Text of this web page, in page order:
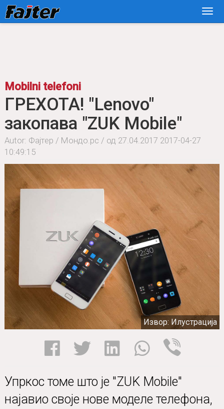
Mobilni telefoni
ГРЕХОТА! "Lenovo"
закопава "ZUK Mobile"
Autor: Фајтер / Мондо.рс / од 27.04.2017 2017-04-27
10:49:15
Извор: Илустрација
Упркос томе што је "ZUK Mobile"
најавио своје нове моделе телефона,